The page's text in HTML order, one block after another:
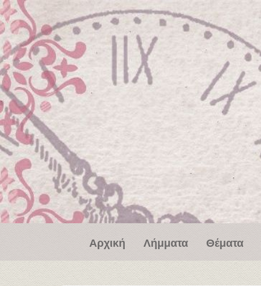
Παράκαμψη προς το κυρίως περιεχόμενο
Αρχική Λήμματα Θέματα